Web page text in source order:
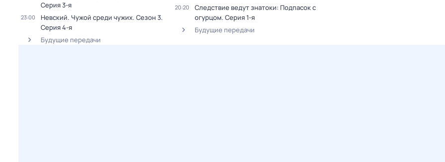
Серия 3-я
23:00 Невский. Чужой среди чужих. Сезон 3.
Серия 4-я
Будущие передачи
20:20
Следствие ведут знатоки: Подпасок с
огурцом. Серия 1-я
Будущие передачи